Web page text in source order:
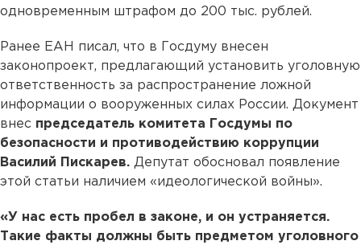
одновременным штрафом до 200 тыс. рублей.
Ранее ЕАН писал, что в Госдуму внесен
законопроект, предлагающий установить уголовную
ответственность за распространение ложной
информации о вооруженных силах России. Документ
внес председатель комитета Госдумы по
безопасности и противодействию коррупции
Василий Пискарев. Депутат обосновал появление
этой статьи наличием «идеологической войны».
«У нас есть пробел в законе, и он устраняется.
Такие факты должны быть предметом уголовного